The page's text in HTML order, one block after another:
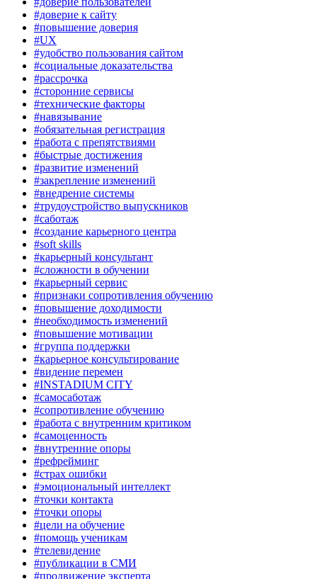
#доверие к сайту
#повышение доверия
#UX
#удобство пользования сайтом
#социальные доказательства
#рассрочка
#сторонние сервисы
#технические факторы
#навязывание
#обязательная регистрация
#работа с препятствиями
#быстрые достижения
#развитие изменений
#закрепление изменений
#внедрение системы
#трудоустройство выпускников
#саботаж
#создание карьерного центра
#soft skills
#карьерный консультант
#сложности в обучении
#карьерный сервис
#признаки сопротивления обучению
#повышение доходимости
#необходимость изменений
#повышение мотивации
#группа поддержки
#карьерное консультирование
#видение перемен
#INSTADIUM CITY
#самосаботаж
#сопротивление обучению
#работа с внутренним критиком
#самоценность
#внутренние опоры
#рефрейминг
#страх ошибки
#эмоциональный интеллект
#точки контакта
#точки опоры
#цели на обучение
#помощь ученикам
#телевидение
#публикации в СМИ
#продвижение эксперта